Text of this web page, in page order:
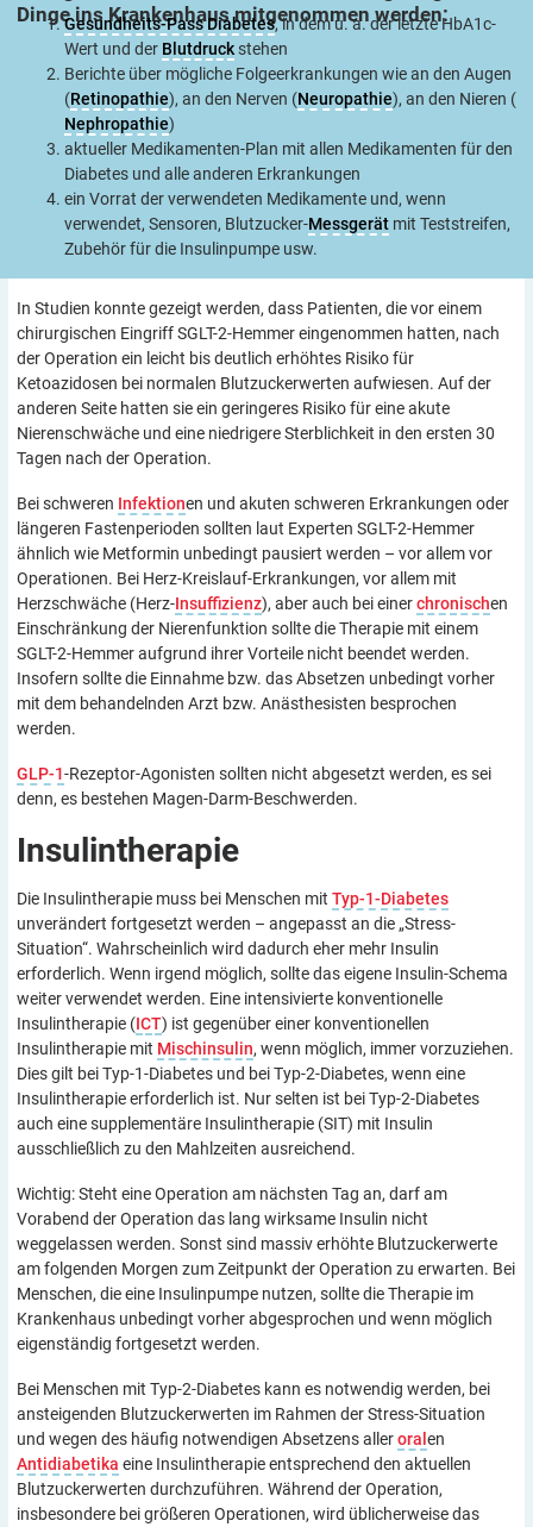
Dinge ins Krankenhaus mitgenommenwerden:
Gesundheits-Pass Diabetes, in dem u. a. der letzte HbA1c-
Wert und der Blutdruck stehen
Berichte über mögliche Folgeerkrankungen wie an den Augen
(Retinopathie), an den Nerven (Neuropathie), an den Nieren (
Nephropathie)
aktueller Medikamenten-Plan mit allen Medikamenten für den
Diabetes und alle anderen Erkrankungen
ein Vorrat der verwendeten Medikamente und, wenn
verwendet, Sensoren, Blutzucker-Messgerät mit Teststreifen,
Zubehör für die Insulinpumpe usw.
In Studien konnte gezeigt werden, dass Patienten, die vor einem
chirurgischen Eingriff SGLT-2-Hemmer eingenommen hatten, nach
der Operation ein leicht bis deutlich erhöhtes Risiko für
Ketoazidosen bei normalen Blutzuckerwerten aufwiesen. Auf der
anderen Seite hatten sie ein geringeres Risiko für eine akute
Nierenschwäche und eine niedrigere Sterblichkeit in den ersten 30
Tagen nach der Operation.
Bei schweren Infektionen und akuten schweren Erkrankungen oder
längeren Fastenperioden sollten laut Experten SGLT-2-Hemmer
ähnlich wie Metformin unbedingt pausiert werden – vor allem vor
Operationen. Bei Herz-Kreislauf-Erkrankungen, vor allem mit
Herzschwäche (Herz-Insuffizienz), aber auch bei einerchronischen
Einschränkung der Nierenfunktion sollte die Therapie mit einem
SGLT-2-Hemmer aufgrund ihrer Vorteile nicht beendet werden.
Insofern sollte die Einnahme bzw. das Absetzen unbedingt vorher
mit dem behandelnden Arzt bzw. Anästhesisten besprochen
werden.
GLP-1-Rezeptor-Agonisten sollten nicht abgesetzt werden, es sei
denn, es bestehen Magen-Darm-Beschwerden.
Insulintherapie
Die Insulintherapie muss bei Menschen mit Typ-1-Diabetes
unverändert fortgesetzt werden – angepasst an die „Stress-
Situation“. Wahrscheinlich wird dadurch eher mehr Insulin
erforderlich. Wenn irgend möglich, sollte das eigene Insulin-Schema
weiter verwendet werden. Eine intensivierte konventionelle
Insulintherapie (ICT) ist gegenüber einer konventionellen
Insulintherapie mit Mischinsulin, wenn möglich, immer vorzuziehen.
Dies gilt bei Typ-1-Diabetes und bei Typ-2-Diabetes, wenn eine
Insulintherapie erforderlich ist. Nur selten ist bei Typ-2-Diabetes
auch eine supplementäre Insulintherapie (SIT) mit Insulin
ausschließlich zu den Mahlzeiten ausreichend.
Wichtig: Steht eine Operation am nächsten Tag an, darf am
Vorabend der Operation das lang wirksame Insulin nicht
weggelassen werden. Sonst sind massiv erhöhte Blutzuckerwerte
am folgenden Morgen zum Zeitpunkt der Operation zu erwarten. Bei
Menschen, die eine Insulinpumpe nutzen, sollte die Therapie im
Krankenhaus unbedingt vorher abgesprochen und wenn möglich
eigenständig fortgesetzt werden.
Bei Menschen mit Typ-2-Diabetes kann es notwendig werden, bei
ansteigenden Blutzuckerwerten im Rahmen der Stress-Situation
und wegen des häufig notwendigen Absetzens alleroral en
Antidiabetika eine Insulintherapie entsprechend den aktuellen
Blutzuckerwerten durchzuführen. Während der Operation,
insbesondere bei größeren Operationen, wird üblicherweise das